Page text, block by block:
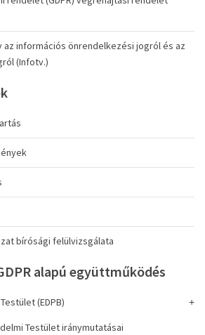
az információs önrendelkezési jogról és az
(Infotv.)
bírósági felülvizsgálata
alapú együttműködés
(EDPB)
Testület iránymutatásai